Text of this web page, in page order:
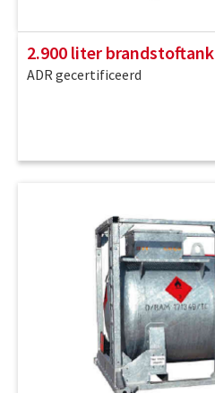
2.900 liter brandstoftank
ADR gecertificeerd